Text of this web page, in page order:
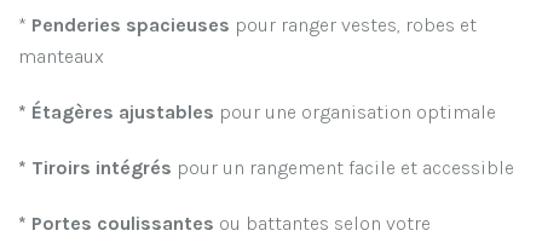
* Penderies spacieuses pour ranger vestes, robes et
manteaux
* Étagères ajustables pour une organisation optimale
* Tiroirs intégrés pour un rangement facile et accessible
* Portes coulissantes ou battantes selon votre